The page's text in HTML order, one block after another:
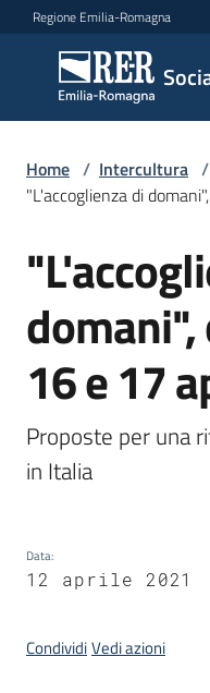
Vai al contenuto
Vai alla navigazione
Vai al footer
Regione Emilia-Romagna
Sociale
Argomenti
Novità
Servizi
Leggi
Atti
Bandi
Progetti
Seguici
Home / Intercultura /
"L'accoglienza di
Salta al contenuto
16 e 17
Proposte per una
in Italia
Data:
12 aprile 2021
CondividiVedi azioni